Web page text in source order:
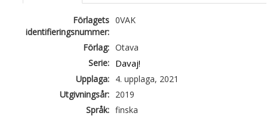
Förlagets
identifieringsnummer:
0VAK
Förlag: Otava
Serie:
Davaj!
Upplaga:
4. upplaga, 2021
Utgivningsår:
2019
Språk: finska